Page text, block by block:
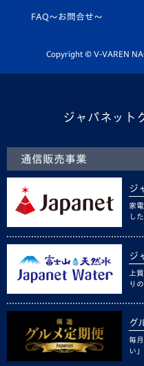
平和祈念活動
ホームタウン活動
スクール
FAQ〜お問合せ〜
Copyright © V-VAREN
ジャパネット
通信販売事業
ジ
家
し
ジ
上
り
グ
毎
い